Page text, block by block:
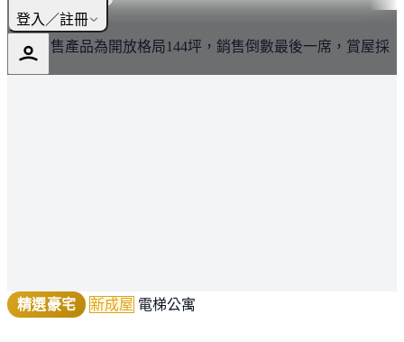
登入／註冊
最新
建案可售產品為開放格局144坪，銷售倒數最後一席，賞屋採
預約制
精選豪宅 新成屋 電梯公寓